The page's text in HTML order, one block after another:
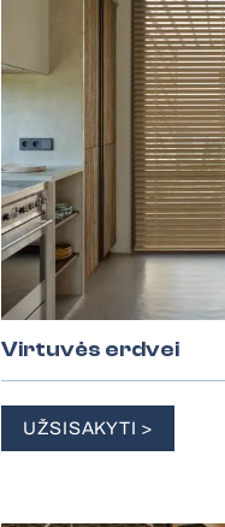
Virtuvės erdvei
UŽSISAKYTI >